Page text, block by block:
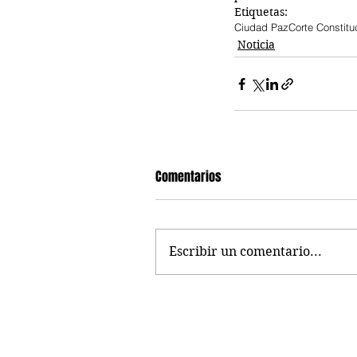
Etiquetas:
Ciudad PazCorte
Noticia
Comentarios
Escribir un comentario...